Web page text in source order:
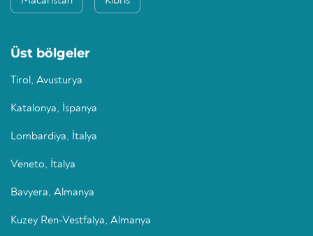
Üst bölgeler
Tirol, Avusturya
Katalonya, İspanya
Lombardiya, İtalya
Veneto, İtalya
Bavyera, Almanya
Kuzey Ren-Vestfalya, Almanya